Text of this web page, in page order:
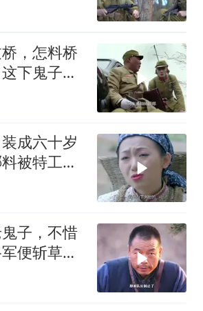
，怎料桥
下鬼子要
成六十岁
被特工一
子，不惜
便斩草除